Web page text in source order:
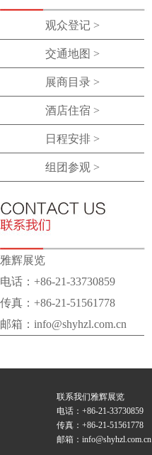
观众登记 >
交通地图 >
展商目录 >
酒店住宿 >
日程安排 >
组团参观 >
雅辉展览
电话：+86-21-33730859
传真：+86-21-51561778
邮箱：info@shyhzl.com.cn
联系我们雅辉展览
电话：+86-21-33730859
传真：+86-21-51561778
邮箱：info@shyhzl.com.cn